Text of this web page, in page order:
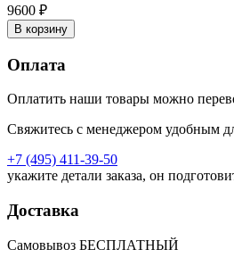
9600 ₽
В корзину
Оплата
Оплатить наши товары можно
Свяжитесь с менеджером удобным
+7 (495) 411-39-50
укажите детали заказа, он
Доставка
Самовывоз БЕСПЛАТНЫЙ